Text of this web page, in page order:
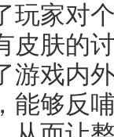
玩家对
皮肤的
游戏内
能够反